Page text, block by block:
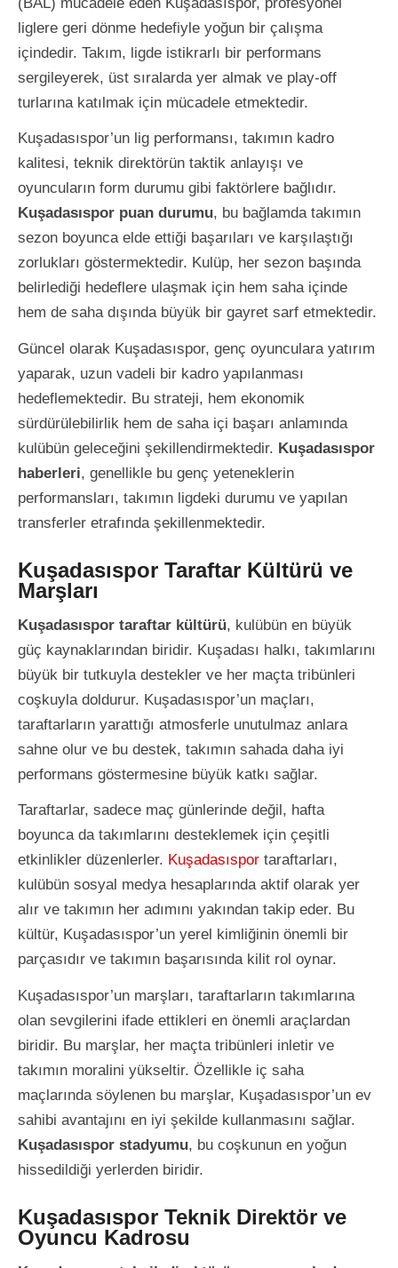
liglere geri dönme hedefiyle yoğun bir çalışma
içindedir. Takım, ligde istikrarlı bir performans
sergileyerek, üst sıralarda yer almak ve play-off
turlarına katılmak için mücadele etmektedir.
Kuşadasıspor’un lig performansı, takımın kadro
kalitesi, teknik direktörün taktik anlayışı ve
oyuncuların form durumu gibi faktörlere bağlıdır.
Kuşadasıspor puan durumu, bu bağlamda takımın
sezon boyunca elde ettiği başarıları ve karşılaştığı
zorlukları göstermektedir. Kulüp, her sezon başında
belirlediği hedeflere ulaşmak için hem saha içinde
hem de saha dışında büyük bir gayret sarf etmektedir.
Güncel olarak Kuşadasıspor, genç oyunculara yatırım
yaparak, uzun vadeli bir kadro yapılanması
hedeflemektedir. Bu strateji, hem ekonomik
sürdürülebilirlik hem de saha içi başarı anlamında
kulübün geleceğini şekillendirmektedir. Kuşadasıspor
haberleri, genellikle bu genç yeteneklerin
performansları, takımın ligdeki durumu ve yapılan
transferler etrafında şekillenmektedir.
Kuşadasıspor Taraftar Kültürü ve
Marşları
Kuşadasıspor taraftar kültürü, kulübün en büyük
güç kaynaklarından biridir. Kuşadası halkı, takımlarını
büyük bir tutkuyla destekler ve her maçta tribünleri
coşkuyla doldurur. Kuşadasıspor’un maçları,
taraftarların yarattığı atmosferle unutulmaz anlara
sahne olur ve bu destek, takımın sahada daha iyi
performans göstermesine büyük katkı sağlar.
Taraftarlar, sadece maç günlerinde değil, hafta
boyunca da takımlarını desteklemek için çeşitli
etkinlikler düzenlerler. Kuşadasısportaraftarları,
kulübün sosyal medya hesaplarında aktif olarak yer
alır ve takımın her adımını yakından takip eder. Bu
kültür, Kuşadasıspor’un yerel kimliğinin önemli bir
parçasıdır ve takımın başarısında kilit rol oynar.
Kuşadasıspor’un marşları, taraftarların takımlarına
olan sevgilerini ifade ettikleri en önemli araçlardan
biridir. Bu marşlar, her maçta tribünleri inletir ve
takımın moralini yükseltir. Özellikle iç saha
maçlarında söylenen bu marşlar, Kuşadasıspor’un ev
sahibi avantajını en iyi şekilde kullanmasını sağlar.
Kuşadasıspor stadyumu, bu coşkunun en yoğun
hissedildiği yerlerden biridir.
Kuşadasıspor Teknik Direktör ve
Oyuncu Kadrosu